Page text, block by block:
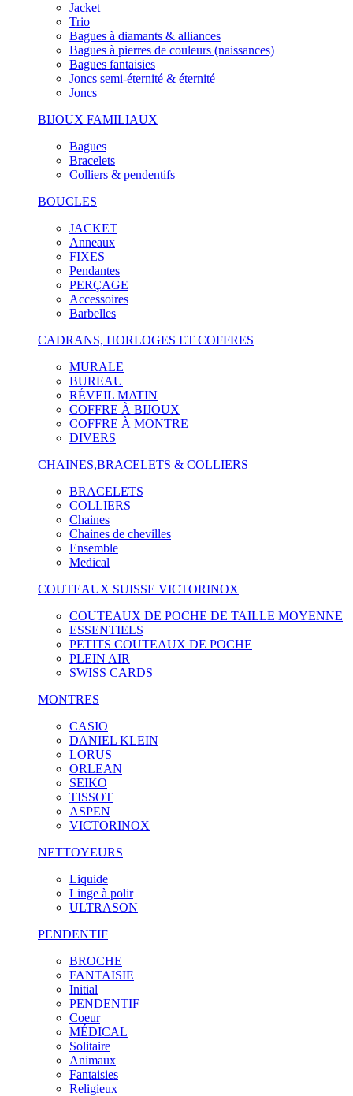
Jacket
Trio
Bagues à diamants & alliances
Bagues à pierres de couleurs (naissances)
Bagues fantaisies
Joncs semi-éternité & éternité
Joncs
BIJOUX FAMILIAUX
Bagues
Bracelets
Colliers & pendentifs
BOUCLES
JACKET
Anneaux
FIXES
Pendantes
PERÇAGE
Accessoires
Barbelles
CADRANS, HORLOGES ET COFFRES
MURALE
BUREAU
RÉVEIL MATIN
COFFRE À BIJOUX
COFFRE À MONTRE
DIVERS
CHAINES,BRACELETS & COLLIERS
BRACELETS
COLLIERS
Chaines
Chaines de chevilles
Ensemble
Medical
COUTEAUX SUISSE VICTORINOX
COUTEAUX DE POCHE DE TAILLE MOYENNE
ESSENTIELS
PETITS COUTEAUX DE POCHE
PLEIN AIR
SWISS CARDS
MONTRES
CASIO
DANIEL KLEIN
LORUS
ORLEAN
SEIKO
TISSOT
ASPEN
VICTORINOX
NETTOYEURS
Liquide
Linge à polir
ULTRASON
PENDENTIF
BROCHE
FANTAISIE
Initial
PENDENTIF
Coeur
MÉDICAL
Solitaire
Animaux
Fantaisies
Religieux